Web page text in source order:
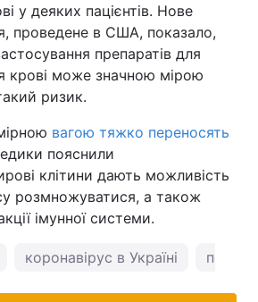
у деяких пацієнтів. Нове
проведене в США, показало,
препаратів для
крові може значною мірою
ризик.
вагою тяжко переносять
пояснили
клітини дають можливість
розмножуватися, а також
імунної системи.
коронавірус в Україні